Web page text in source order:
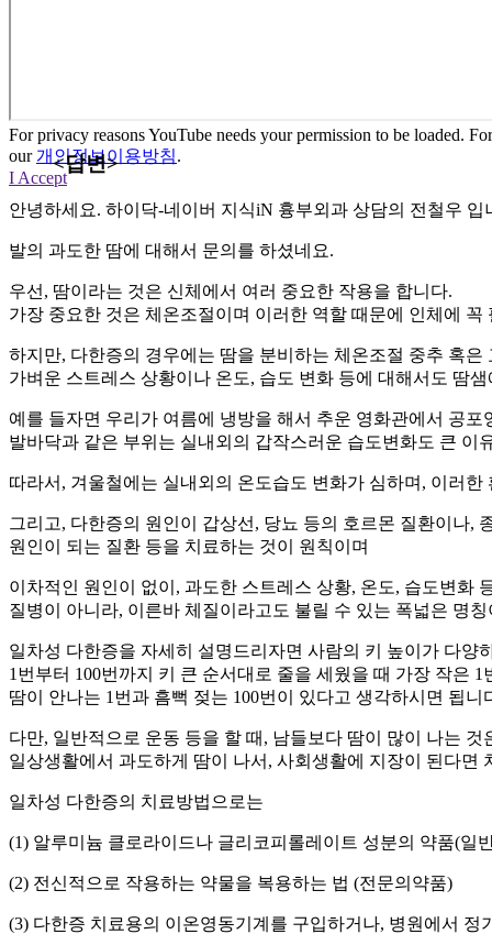
For privacy reasons YouTube needs your permission to be loaded.
our개인정보이용방침.
I Accept
<답변>
안녕하세요. 하이닥-네이버 지식iN 흉부외과 상담의 전철우 입
발의 과도한 땀에 대해서 문의를 하셨네요.
우선, 땀이라는 것은 신체에서 여러 중요한 작용을 합니다.
가장 중요한 것은 체온조절이며 이러한 역할 때문에 인체에 꼭
하지만, 다한증의 경우에는 땀을 분비하는 체온조절 중추 혹
가벼운 스트레스 상황이나 온도, 습도 변화 등에 대해서도 땀
예를 들자면 우리가 여름에 냉방을 해서 추운 영화관에서 공
발바닥과 같은 부위는 실내외의 갑작스러운 습도변화도 큰 이
따라서, 겨울철에는 실내외의 온도습도 변화가 심하며, 이러
그리고, 다한증의 원인이 갑상선, 당뇨 등의 호르몬 질환이나,
원인이 되는 질환 등을 치료하는 것이 원칙이며
이차적인 원인이 없이, 과도한 스트레스 상황, 온도, 습도변화
질병이 아니라, 이른바 체질이라고도 불릴 수 있는 폭넓은 명
일차성 다한증을 자세히 설명드리자면 사람의 키 높이가 다양
1번부터 100번까지 키 큰 순서대로 줄을 세웠을 때 가장 작은
땀이 안나는 1번과 흠뻑 젖는 100번이 있다고 생각하시면 됩니
다만, 일반적으로 운동 등을 할 때, 남들보다 땀이 많이 나는 것
일상생활에서 과도하게 땀이 나서, 사회생활에 지장이 된다면
일차성 다한증의 치료방법으로는
(1) 알루미늄 클로라이드나 글리코피롤레이트 성분의 약품(일
(2) 전신적으로 작용하는 약물을 복용하는 법 (전문의약품)
(3) 다한증 치료용의 이온영동기계를 구입하거나, 병원에서 정